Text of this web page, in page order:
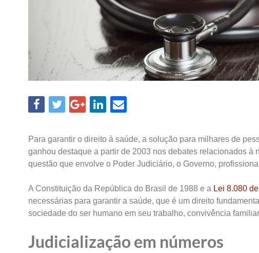
Para garantir o direito à saúde, a solução para milhares de
ganhou destaque a partir de 2003 nos debates relacionados à
questão que envolve o Poder Judiciário, o Governo,
A Constituição da República do Brasil de 1988 e a Lei 8.080
necessárias para garantir a saúde, que é um direito
sociedade do ser humano em seu trabalho, convivência
Judicialização em números